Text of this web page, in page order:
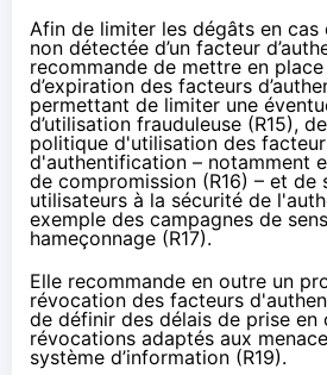
Afin de limiter les dégâts en cas
non détectée d’un facteur
recommande de mettre en
d’expiration des facteurs
permettant de limiter une
d’utilisation frauduleuse (R15),
politique d'utilisation des
d'authentification – notamment
de compromission (R16) – et de
utilisateurs à la sécurité de
exemple des campagnes de
hameçonnage (R17).
Elle recommande en outre un
révocation des facteurs
de définir des délais de prise en
révocations adaptés aux
système d’information (R19).